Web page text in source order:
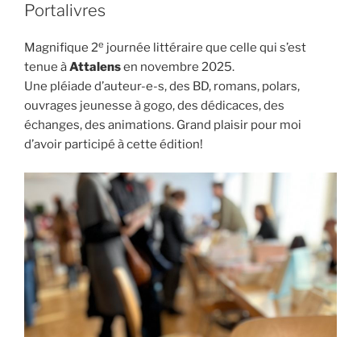
Portalivres
Magnifique 2e journée littéraire que celle qui s’est
tenue àAttalensen novembre 2025.
Une pléiade d’auteur-e-s, des BD, romans, polars,
ouvrages jeunesse à gogo, des dédicaces, des
échanges, des animations. Grand plaisir pour moi
d’avoir participé à cette édition!